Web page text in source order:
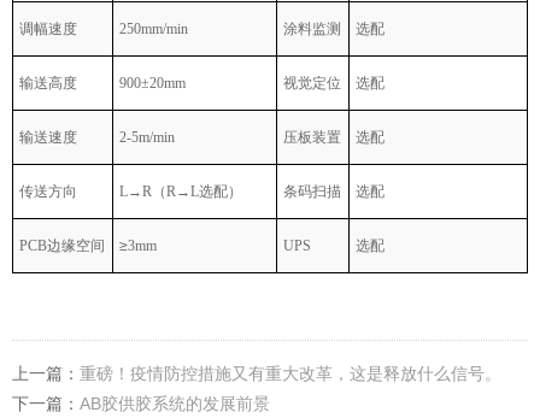
调幅速度 250mm/min 涂料监测 选配
输送高度 900±20mm 视觉定位 选配
输送速度 2-5m/min 压板装置 选配
传送方向 L→R （R →L选配） 条码扫描 选配
PCB边缘空间 ≥3mm UPS 选配
上一篇： 重磅！疫情防控措施又有重大改革，这是释放什么信号。
下一篇： AB胶供胶系统的发展前景